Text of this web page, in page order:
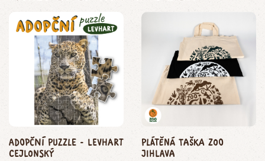
Adopční puzzle - levhart
cejlonský
Plátěná taška Zoo
Jihlava